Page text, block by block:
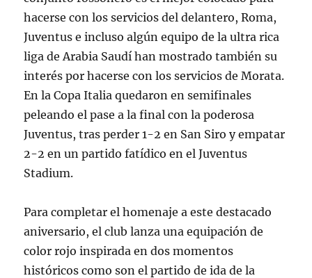
hacerse con los servicios del delantero, Roma,
Juventus e incluso algún equipo de la ultra rica
liga de Arabia Saudí han mostrado también su
interés por hacerse con los servicios de Morata.
En la Copa Italia quedaron en semifinales
peleando el pase a la final con la poderosa
Juventus, tras perder 1-2 en San Siro y empatar
2-2 en un partido fatídico en el Juventus
Stadium.
Para completar el homenaje a este destacado
aniversario, el club lanza una equipación de
color rojo inspirada en dos momentos
históricos como son el partido de ida de la